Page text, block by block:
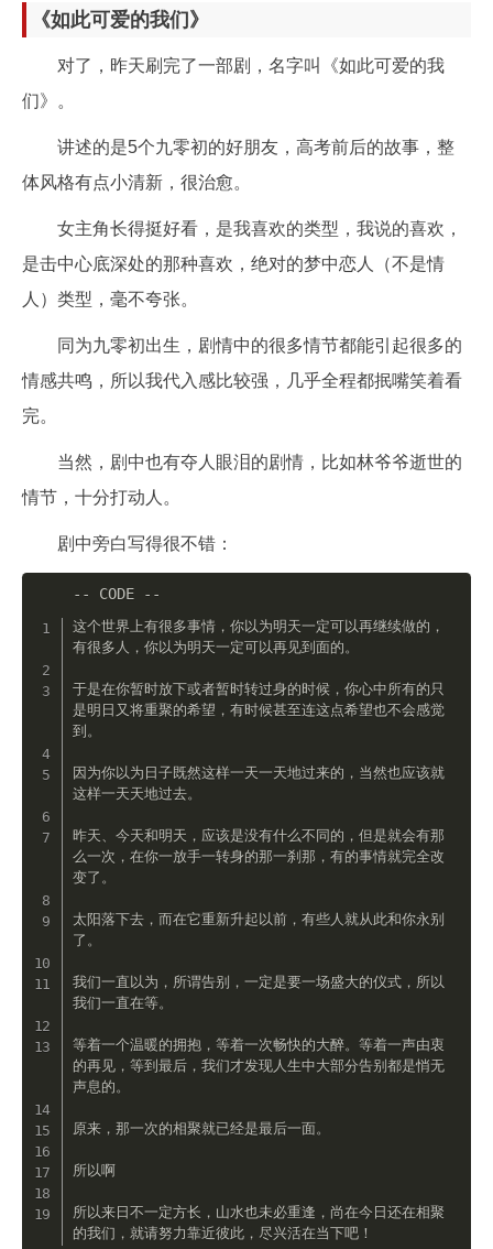
《如此可爱的我们》
对了，昨天刷完了一部剧，名字叫《如此可爱的我
们》。
讲述的是5个九零初的好朋友，高考前后的故事，整
体风格有点小清新，很治愈。
女主角长得挺好看，是我喜欢的类型，我说的喜欢，
是击中心底深处的那种喜欢，绝对的梦中恋人（不是情
人）类型，毫不夸张。
同为九零初出生，剧情中的很多情节都能引起很多的
情感共鸣，所以我代入感比较强，几乎全程都抿嘴笑着看
完。
当然，剧中也有夺人眼泪的剧情，比如林爷爷逝世的
情节，十分打动人。
剧中旁白写得很不错：
这个世界上有很多事情，你以为明天一定可以再继续做的，
有很多人，你以为明天一定可以再见到面的。
于是在你暂时放下或者暂时转过身的时候，你心中所有的只
是明日又将重聚的希望，有时候甚至连这点希望也不会感觉
到。
因为你以为日子既然这样一天一天地过来的，当然也应该就
这样一天天地过去。
昨天、今天和明天，应该是没有什么不同的，但是就会有那
么一次，在你一放手一转身的那一刹那，有的事情就完全改
变了。
太阳落下去，而在它重新升起以前，有些人就从此和你永别
了。
我们一直以为，所谓告别，一定是要一场盛大的仪式，所以
我们一直在等。
等着一个温暖的拥抱，等着一次畅快的大醉。等着一声由衷
的再见，等到最后，我们才发现人生中大部分告别都是悄无
声息的。
原来，那一次的相聚就已经是最后一面。
所以啊
所以来日不一定方长，山水也未必重逢，尚在今日还在相聚